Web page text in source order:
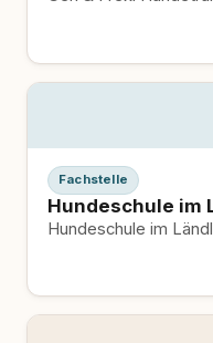
Fachstelle
Hundeschule im
Hundeschule im